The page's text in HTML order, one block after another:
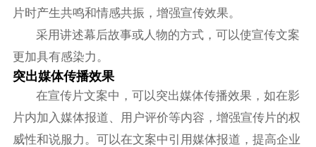
片时产生共鸣和情感共振，增强宣传效果。
采用讲述幕后故事或人物的方式，可以使宣传文案
更加具有感染力。
突出媒体传播效果
在宣传片文案中，可以突出媒体传播效果，如在影
片内加入媒体报道、用户评价等内容，增强宣传片的权
威性和说服力。可以在文案中引用媒体报道，提高企业